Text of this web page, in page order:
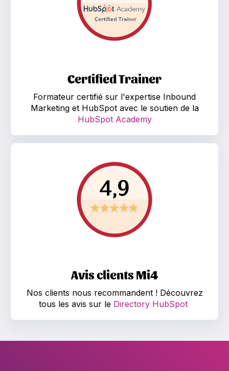
Certified Trainer
Formateur certifié sur l'expertise Inbound
Marketing et HubSpot avec le soutien de la
HubSpot Academy
Avis clients Mi4 Nos clients nous recommandent !
Avis clients Mi4
Nos clients nous recommandent ! Découvrez
tous les avis sur le Directory HubSpot